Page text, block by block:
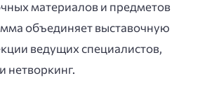
материалов и предметов
объединяет выставочную
ведущих специалистов,
нетворкинг.